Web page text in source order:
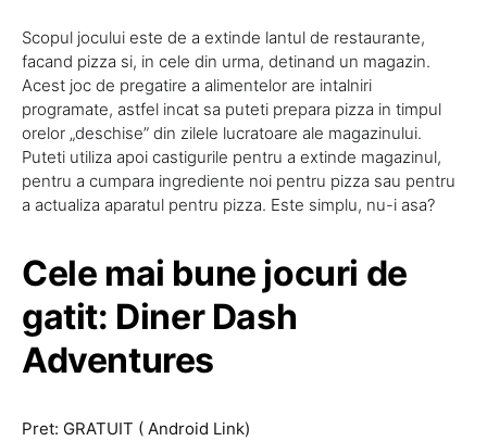
Scopul jocului este de a extinde lantul de restaurante,
facand pizza si, in cele din urma, detinand un magazin.
Acest joc de pregatire a alimentelor are intalniri
programate, astfel incat sa puteti prepara pizza in timpul
orelor „deschise” din zilele lucratoare ale magazinului.
Puteti utiliza apoi castigurile pentru a extinde magazinul,
pentru a cumpara ingrediente noi pentru pizza sau pentru
a actualiza aparatul pentru pizza. Este simplu, nu-i asa?
Cele mai bune jocuri de
gatit: Diner Dash
Adventures
Pret: GRATUIT ( Android Link)